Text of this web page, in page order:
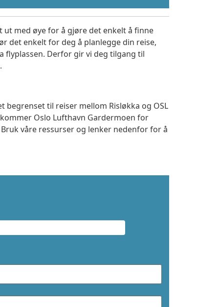
med øye for å gjøre det enkelt å finne
det enkelt for deg å planlegge din reise,
flyplassen. Derfor gir vi deg tilgang til
til reiser mellom Risløkka og OSL
Oslo Lufthavn Gardermoen for
våre ressurser og lenker nedenfor for å